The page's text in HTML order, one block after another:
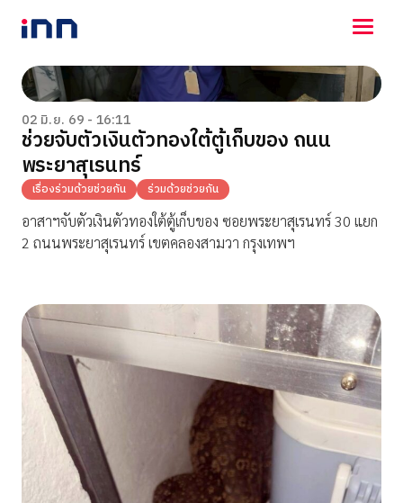
NEWS
ENTERTAINMENT
LIFESTYLE
HOROSCOPE
LOTTERY
VIDEO
ร่วมด้วยช่วยกัน
02 มิ.ย. 69 - 16:11
ช่วยจับตัวเงินตัวทองใต้ตู้เก็บของ ถนน
พระยาสุเรนทร์
เรื่องร่วมด้วยช่วยกัน ร่วมด้วยช่วยกัน
อาสาฯจับตัวเงินตัวทองใต้ตู้เก็บของ ซอยพระยาสุเรนทร์ 30 แยก
2 ถนนพระยาสุเรนทร์ เขตคลองสามวา กรุงเทพฯ